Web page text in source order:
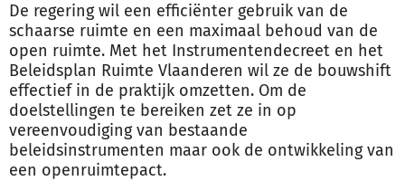
De regering wil een efficiënter gebruik van de
schaarse ruimte en een maximaal behoud van de
open ruimte. Met het Instrumentendecreet en het
Beleidsplan Ruimte Vlaanderen wil ze de bouwshift
effectief in de praktijk omzetten. Om de
doelstellingen te bereiken zet ze in op
vereenvoudiging van bestaande
beleidsinstrumenten maar ook de ontwikkeling van
een openruimtepact.